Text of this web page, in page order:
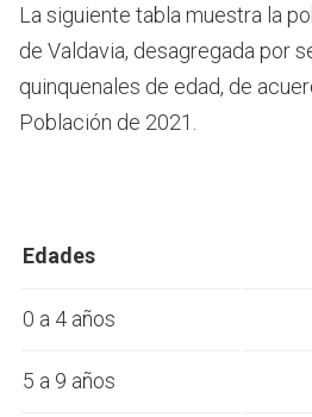
La siguiente tabla muestra la
de Valdavia, desagregada por
quinquenales de edad, de
Población de 2021.
Edades
0 a 4 años
5 a 9 años